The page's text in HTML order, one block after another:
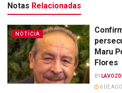
Notas Relacionadas
NOTICIA
Maru
Flores
BY
6 DE